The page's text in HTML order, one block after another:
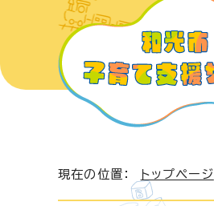
現在の位置： トップページ